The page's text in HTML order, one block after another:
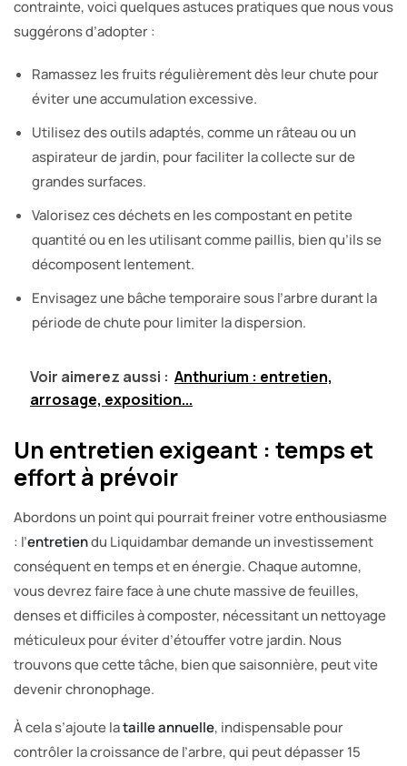
contrainte, voici quelques astuces pratiques que nous vous
suggérons d’adopter :
Ramassez les fruits régulièrement dès leur chute pour
éviter une accumulation excessive.
Utilisez des outils adaptés, comme un râteau ou un
aspirateur de jardin, pour faciliter la collecte sur de
grandes surfaces.
Valorisez ces déchets en les compostant en petite
quantité ou en les utilisant comme paillis, bien qu’ils se
décomposent lentement.
Envisagez une bâche temporaire sous l’arbre durant la
période de chute pour limiter la dispersion.
Voir aimerez aussi : Anthurium : entretien,
arrosage, exposition...
Un entretien exigeant : temps et
effort à prévoir
Abordons un point qui pourrait freiner votre enthousiasme
: l’entretiendu Liquidambar demande un investissement
conséquent en temps et en énergie. Chaque automne,
vous devrez faire face à une chute massive de feuilles,
denses et difficiles à composter, nécessitant un nettoyage
méticuleux pour éviter d’étouffer votre jardin. Nous
trouvons que cette tâche, bien que saisonnière, peut vite
devenir chronophage.
À cela s’ajoute lataille annuelle, indispensable pour
contrôler la croissance de l’arbre, qui peut dépasser 15